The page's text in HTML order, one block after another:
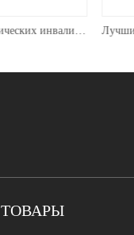
Лучший поставщик электрических инвалидных колясок с откидной спинкой Topmedi TEW121LF1(afabM)
ТОВАРЫ